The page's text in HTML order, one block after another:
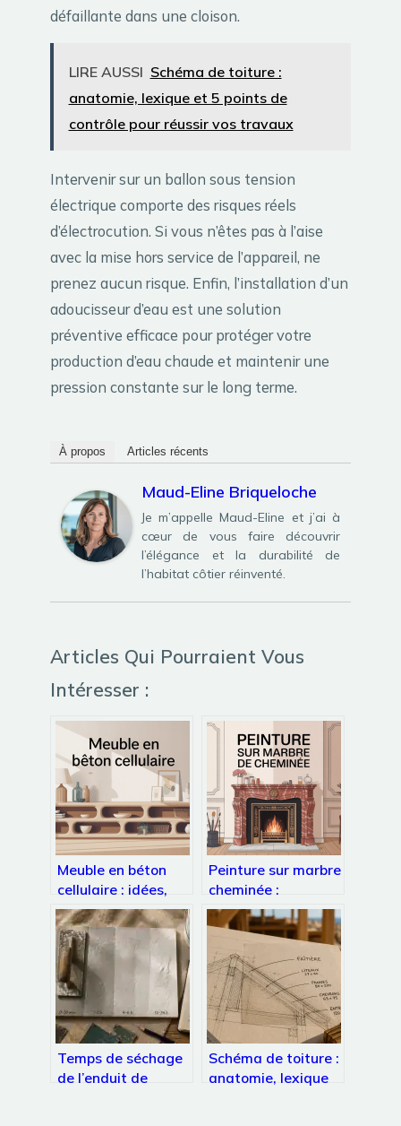
défaillante dans une cloison.
LIRE AUSSI Schéma de toiture :
anatomie, lexique et 5 points de
contrôle pour réussir vos travaux
Intervenir sur un ballon sous tension
électrique comporte des risques réels
d’électrocution. Si vous n’êtes pas à l’aise
avec la mise hors service de l’appareil, ne
prenez aucun risque. Enfin, l’installation d’un
adoucisseur d’eau est une solution
préventive efficace pour protéger votre
production d’eau chaude et maintenir une
pression constante sur le long terme.
À propos Articles récents
Maud-Eline Briqueloche
Je m’appelle Maud-Eline et j’ai à
cœur de vous faire découvrir
l’élégance et la durabilité de
l’habitat côtier réinventé.
Articles Qui Pourraient Vous
Intéresser :
Meuble en béton
cellulaire : idées,
plans et mode
d’emploi complet
Peinture sur marbre
cheminée :
techniques, erreurs
à éviter et idées
déco
Temps de séchage
de l’enduit de
Schéma de toiture :
anatomie, lexique